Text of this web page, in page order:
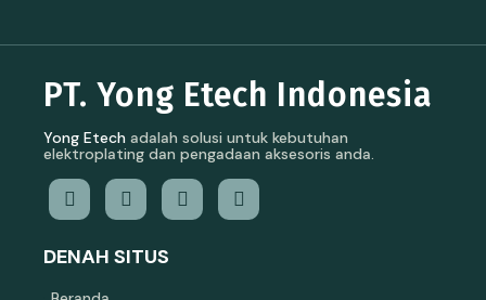
PT. Yong Etech Indonesia
Yong Etech adalah solusi untuk kebutuhan
elektroplating dan pengadaan aksesoris anda.
DENAH SITUS